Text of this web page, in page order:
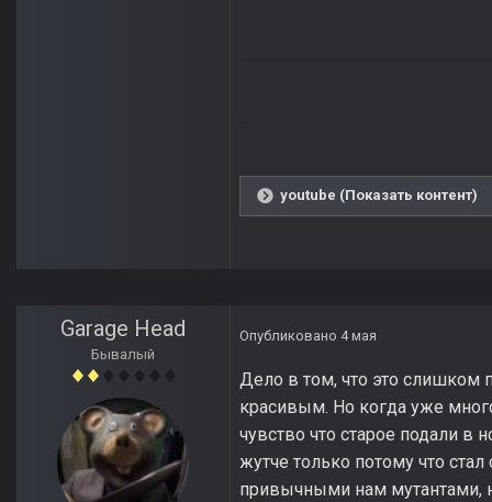
youtube (Показать контент)
Garage Head
Бывалый
Опубликовано 4 мая
Дело в том, что это слишком
красивым. Но когда уже
чувство что старое подали в
жутче только потому что
привычными нам мутантами,